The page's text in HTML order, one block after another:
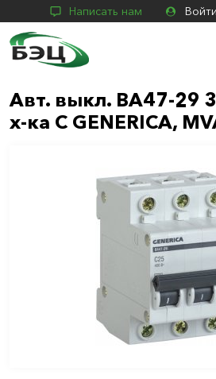
Написать нам Войти
Авт. выкл. ВА47-29
х-ка С GENERICA,